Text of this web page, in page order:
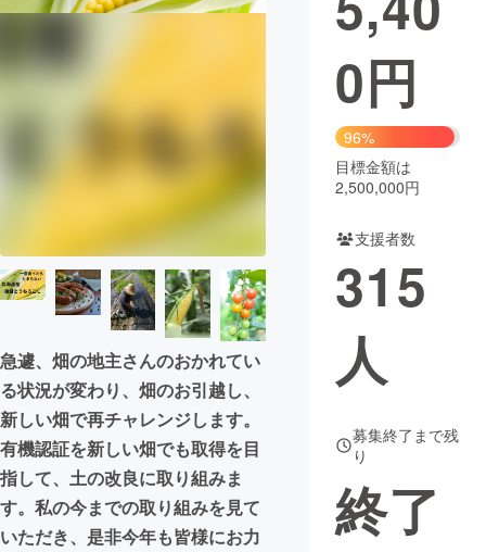
CAMPFIRE for Social Good
CAMPFIRE Creation
CAMPFIREふるさと納税
コミュニティ
急遽、畑の地主さんのおかれてい
る状況が変わり、畑のお引越し、
新しい畑で再チャレンジします。
有機認証を新しい畑でも取得を目
指して、土の改良に取り組みま
す。私の今までの取り組みを見て
いただき、是非今年も皆様にお力
0円
96%
目標金額は
2,500,000円
支援者数
315
人
募集終了まで残
り
終了